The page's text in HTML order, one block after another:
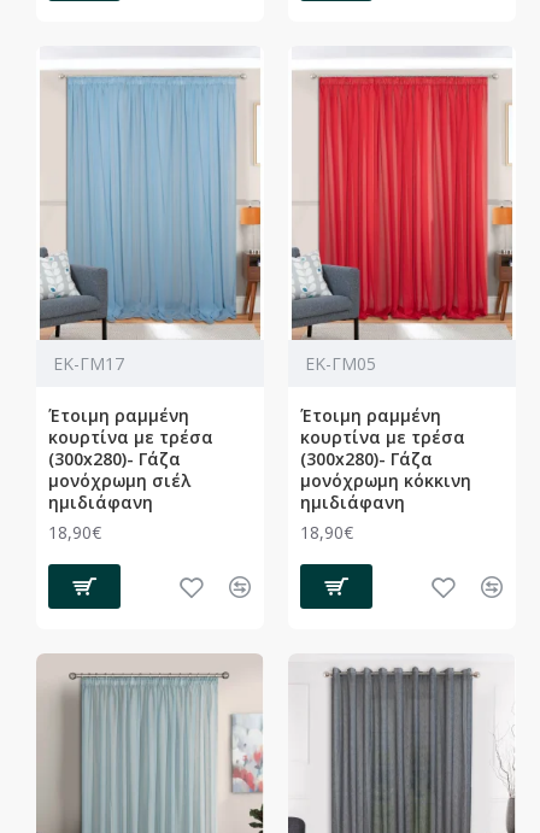
ΕΚ-ΓΜ17
Έτοιμη ραμμένη
κουρτίνα με τρέσα
(300x280)- Γάζα
μονόχρωμη σιέλ
ημιδιάφανη
18,90€
ΕΚ-ΓΜ05
Έτοιμη ραμμένη
κουρτίνα με τρέσα
(300x280)- Γάζα
μονόχρωμη κόκκινη
ημιδιάφανη
18,90€